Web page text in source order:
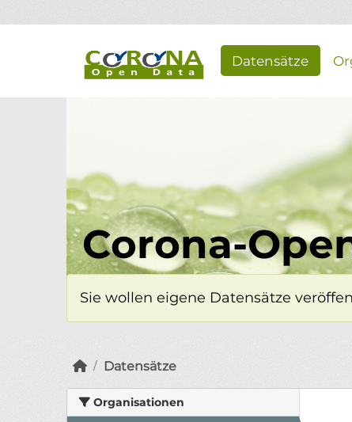
Datensätze
Corona-
Sie wollen eigene Datensätze
Datensätze
Organisationen